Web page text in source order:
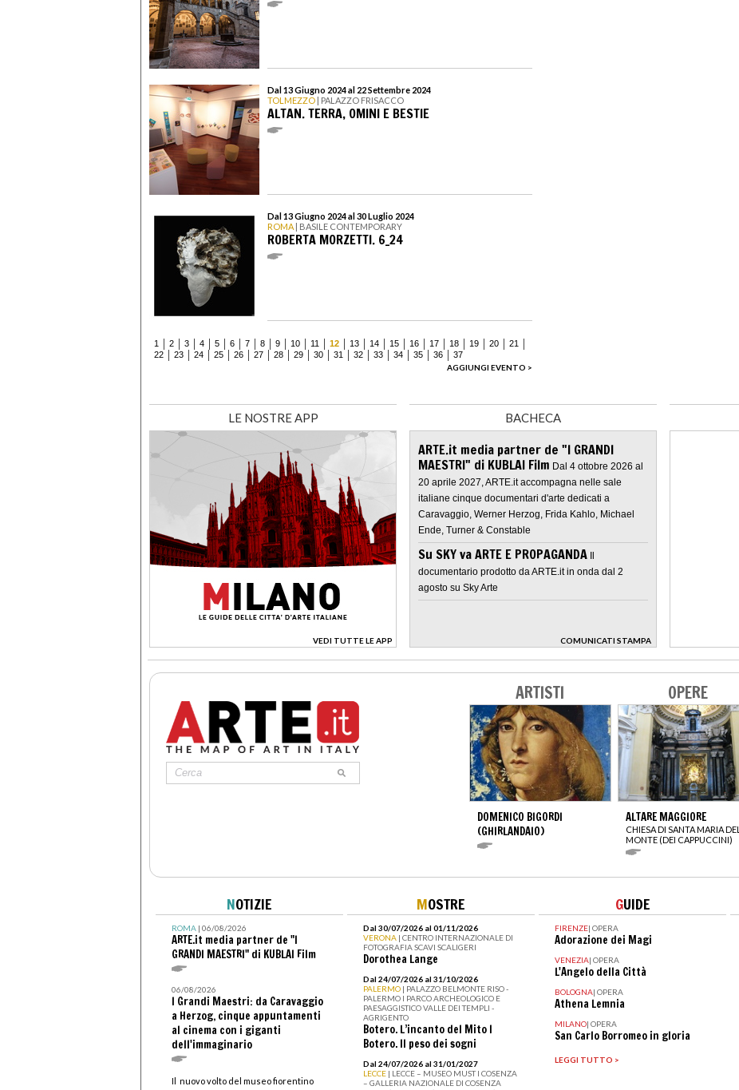
Dal 13 Giugno 2024 al 22 Settembre 2024
TOLMEZZO | PALAZZO FRISACCO
ALTAN. TERRA, OMINI E BESTIE
Dal 13 Giugno 2024 al 30 Luglio 2024
ROMA | BASILE CONTEMPORARY
ROBERTA MORZETTI. 6_24
1 2 3 4 5 6 7 8 9 10 11 12 13 14 15 16 17 18 19 20
21
22
23 24 25 26 27 28 29 30 31 32 33 34 35 36
37
AGGIUNGI EVENTO >
LE NOSTRE APP
VEDI TUTTE LE APP
>
BACHECA
ARTE.it media partner de "I GRANDI
MAESTRI" di KUBLAI Film Dal 4 ottobre 2026 al
20 aprile 2027, ARTE.it accompagna nelle sale
italiane cinque documentari d'arte dedicati a
Caravaggio, Werner Herzog, Frida Kahlo, Michael
Ende, Turner & Constable
Su SKY va ARTE E PROPAGANDA Il
documentario prodotto da ARTE.it in onda dal 2
agosto su Sky Arte
COMUNICATI STAMPA
>
ARTISTI
DOMENICO BIGORDI
(GHIRLANDAIO)
OPERE
ALTARE MAGGIORE
CHIESA DI SANTA MARIA DEL
MONTE (DEI CAPPUCCINI)
NOTIZIE
ROMA| 06/08/2026
ARTE.it media partner de "I
GRANDI MAESTRI" di KUBLAI Film
06/08/2026
I Grandi Maestri: da Caravaggio
a Herzog, cinque appuntamenti
al cinema con i giganti
dell'immaginario
Il nuovo volto del museo fiorentino
MOSTRE
Dal 30/07/2026 al 01/11/2026
VERONA | CENTRO INTERNAZIONALE DI
FOTOGRAFIA SCAVI SCALIGERI
Dorothea Lange
Dal 24/07/2026 al 31/10/2026
PALERMO | PALAZZO BELMONTE RISO -
PALERMO I PARCO ARCHEOLOGICO E
PAESAGGISTICO VALLE DEI TEMPLI -
AGRIGENTO
Botero. L’incanto del Mito I
Botero. Il peso dei sogni
Dal 24/07/2026 al 31/01/2027
LECCE | LECCE – MUSEO MUST I COSENZA
– GALLERIA NAZIONALE DI COSENZA
GUIDE
FIRENZE| OPERA
Adorazione dei Magi
VENEZIA| OPERA
L'Angelo della Città
BOLOGNA| OPERA
Athena Lemnia
MILANO| OPERA
San Carlo Borromeo in gloria
LEGGI TUTTO >